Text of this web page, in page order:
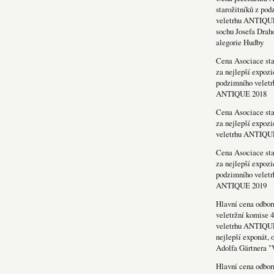
starožitníků z
veletrhu
sochu Josefa
alegorie Hudby
Cena Asociace
za nejlepší
podzimního
ANTIQUE 2018
Cena Asociace
za nejlepší
veletrhu
Cena Asociace
za nejlepší
podzimního
ANTIQUE 2019
Hlavní cena
veletržní komise
veletrhu
nejlepší exponát,
Adolfa Gärtnera
Hlavní cena